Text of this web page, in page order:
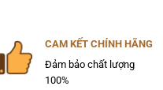
CAM KẾT CHÍNH HÃNG
Đảm bảo chất lượng
100%